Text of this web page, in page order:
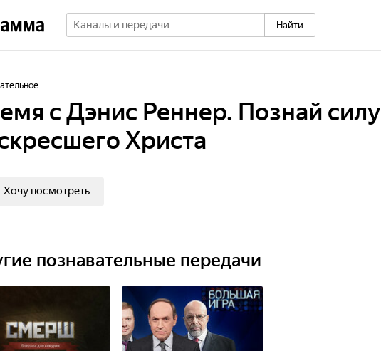
Найти
с Дэнис Реннер. Познай силу
Христа
Хочу посмотреть
познавательные передачи